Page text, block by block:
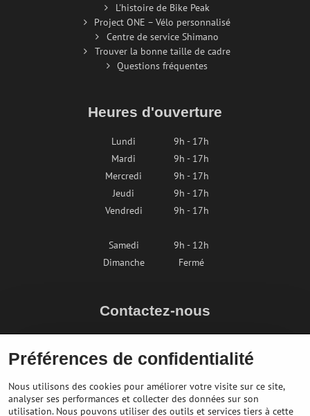
L'histoire de Bike Peak
Project ONE – Vélo personnalisé
Centre de service Shimano
Trouver la bonne taille de cadre
Questions fréquentes
Heures d'ouverture
Lundi
9h - 17h
Mardi
9h - 17h
Mercredi
9h - 17h
Jeudi
9h - 17h
Vendredi
9h - 17h
Samedi
9h - 12h
Dimanche
Fermé
Contactez-nous
+436764858804
Préférences de confidentialité
Nous utilisons des cookies pour améliorer votre visite sur ce site,
analyser ses performances et collecter des données sur son
utilisation. Nous pouvons utiliser des outils et services tiers à cette